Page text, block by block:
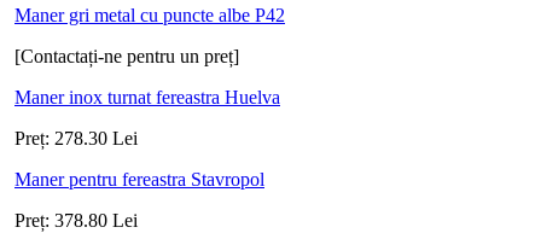
Maner gri metal cu puncte albe P42
[Contactați-ne pentru un preț]
Maner inox turnat fereastra Huelva
Preț: 278.30 Lei
Maner pentru fereastra Stavropol
Preț: 378.80 Lei